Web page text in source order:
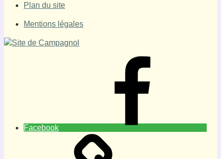
Plan du site
Mentions légales
Facebook